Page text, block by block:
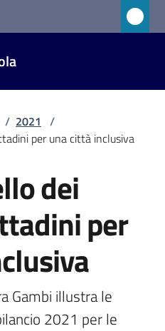
/ 2021 /
per una città inclusiva
dei
per
Gambi illustra le
2021 per le